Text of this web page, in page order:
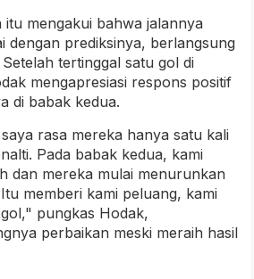
itu mengakui bahwa jalannya
dengan prediksinya, berlangsung
tertinggal satu gol di
mengapresiasi respons positif
di babak kedua.
rasa mereka hanya satu kali
Pada babak kedua, kami
dan mereka mulai menurunkan
memberi kami peluang, kami
pungkas Hodak,
perbaikan meski meraih hasil